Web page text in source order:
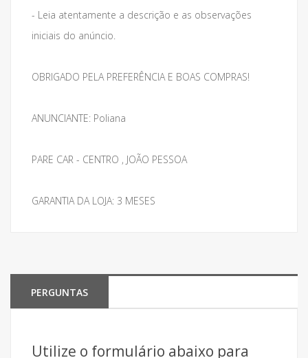
- Leia atentamente a descrição e as observações
iniciais do anúncio.
OBRIGADO PELA PREFERÊNCIA E BOAS COMPRAS!
ANUNCIANTE: Poliana
PARE CAR - CENTRO , JOÃO PESSOA
GARANTIA DA LOJA: 3 MESES
PERGUNTAS
Utilize o formulário abaixo para